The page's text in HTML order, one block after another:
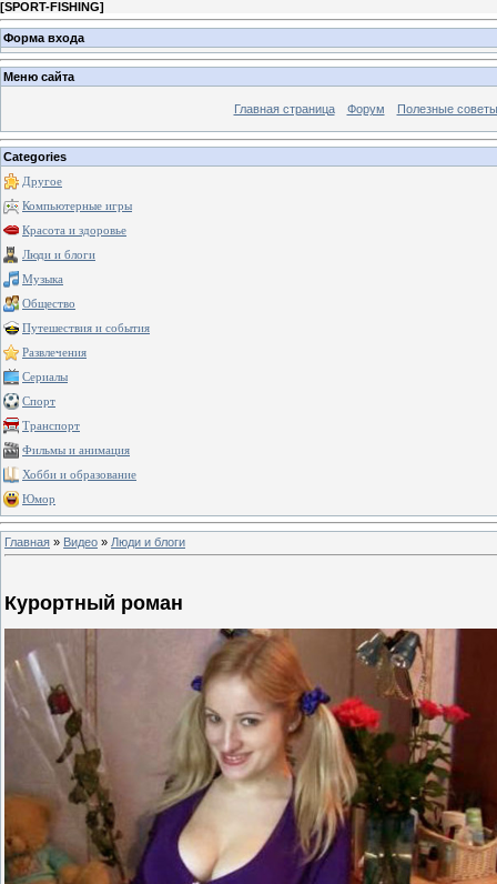
[SPORT-FISHING]
Форма входа
Меню сайта
Главная страница Форум Полезные советы
Categories
Другое
Компьютерные игры
Красота и здоровье
Люди и блоги
Музыка
Общество
Путешествия и события
Развлечения
Сериалы
Спорт
Транспорт
Фильмы и анимация
Хобби и образование
Юмор
Главная » Видео » Люди и блоги
Курортный роман